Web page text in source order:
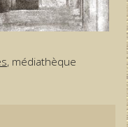
, médiathèque